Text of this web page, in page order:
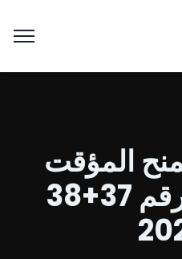
المؤقت
للإستشارة رقم 37+38